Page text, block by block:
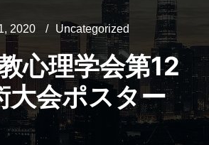
2020 Uncategorized
心理学会第12
大会ポスター